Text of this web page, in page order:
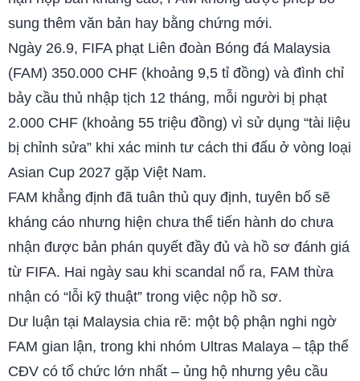
sung thêm văn bản hay bằng chứng mới.
Ngày 26.9, FIFA phạt Liên đoàn Bóng đá Malaysia
(FAM) 350.000 CHF (khoảng 9,5 tỉ đồng) và đình chỉ
bảy cầu thủ nhập tịch 12 tháng, mỗi người bị phạt
2.000 CHF (khoảng 55 triệu đồng) vì sử dụng “tài liệu
bị chỉnh sửa” khi xác minh tư cách thi đấu ở vòng loại
Asian Cup 2027 gặp Việt Nam.
FAM khẳng định đã tuân thủ quy định, tuyên bố sẽ
kháng cáo nhưng hiện chưa thể tiến hành do chưa
nhận được bản phán quyết đầy đủ và hồ sơ đánh giá
từ FIFA. Hai ngày sau khi scandal nổ ra, FAM thừa
nhận có “lỗi kỹ thuật” trong việc nộp hồ sơ.
Dư luận tại Malaysia chia rẽ: một bộ phận nghi ngờ
FAM gian lận, trong khi nhóm Ultras Malaya – tập thể
CĐV có tổ chức lớn nhất – ủng hộ nhưng yêu cầu